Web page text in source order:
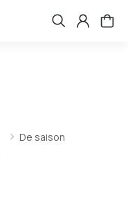
De saison